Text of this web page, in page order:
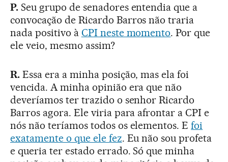
P. Seu grupo de senadores entendia que a
convocação de Ricardo Barros não traria
nada positivo à CPI neste momento. Por que
ele veio, mesmo assim?
R. Essa era a minha posição, mas ela foi
vencida. A minha opinião era que não
deveríamos ter trazido o senhor Ricardo
Barros agora. Ele viria para afrontar a CPI e
nós não teríamos todos os elementos. Efoi
exatamente o que ele fez. Eu não sou profeta
e queria ter estado errado. Só que minha